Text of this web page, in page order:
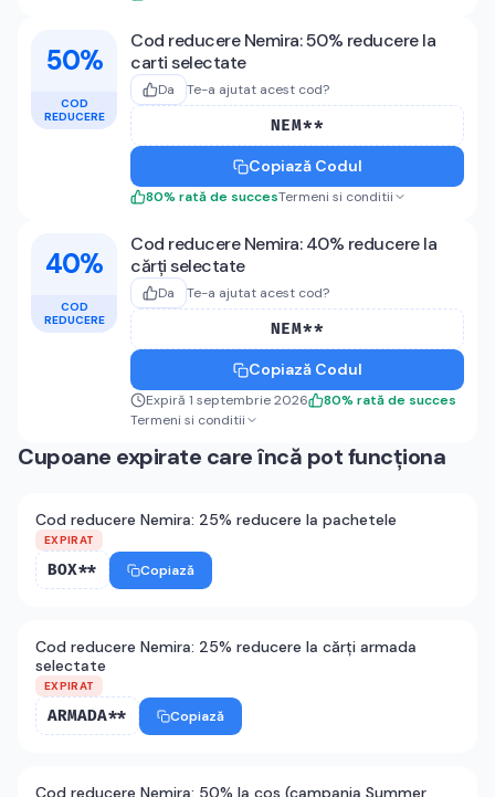
50%
COD
REDUCERE
Cod reducere Nemira: 50% reducere la
carti selectate
Da Te-a ajutat acest cod?
NEM**
Copiază Codul
80% rată de succesTermeni si conditii
40%
COD
REDUCERE
Cod reducere Nemira: 40% reducere la
cărți selectate
Da Te-a ajutat acest cod?
NEM**
Copiază Codul
Expiră 1 septembrie 2026 80% rată de succes
Termeni si conditii
Cupoane expirate care încă pot funcționa
Cod reducere Nemira: 25% reducere la pachetele
EXPIRAT
BOX** Copiază
Cod reducere Nemira: 25% reducere la cărți armada
selectate
EXPIRAT
ARMADA** Copiază
Cod reducere Nemira: 50% la cos (campania Summer